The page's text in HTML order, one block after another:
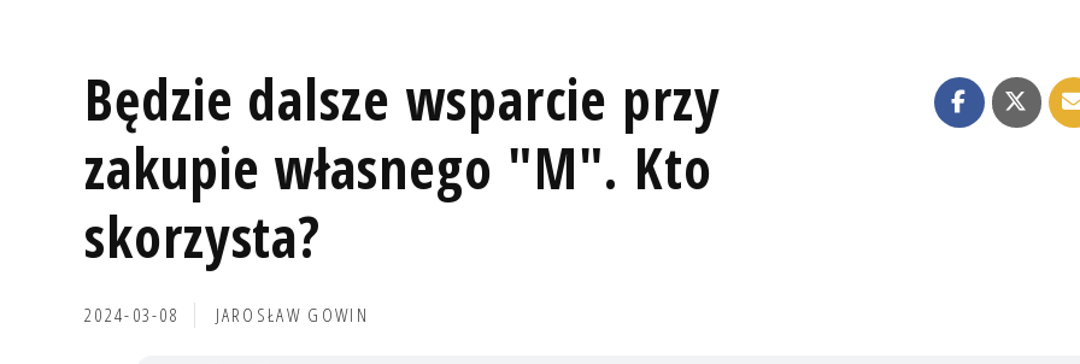
Będzie dalsze wsparcie przy
zakupie własnego "M". Kto
skorzysta?
2024-03-08 JAROSŁAW GOWIN